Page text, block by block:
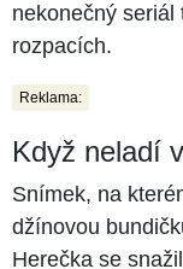
nekonečný seriál
rozpacích.
Reklama:
Když neladí
Snímek, na
džínovou
Herečka se